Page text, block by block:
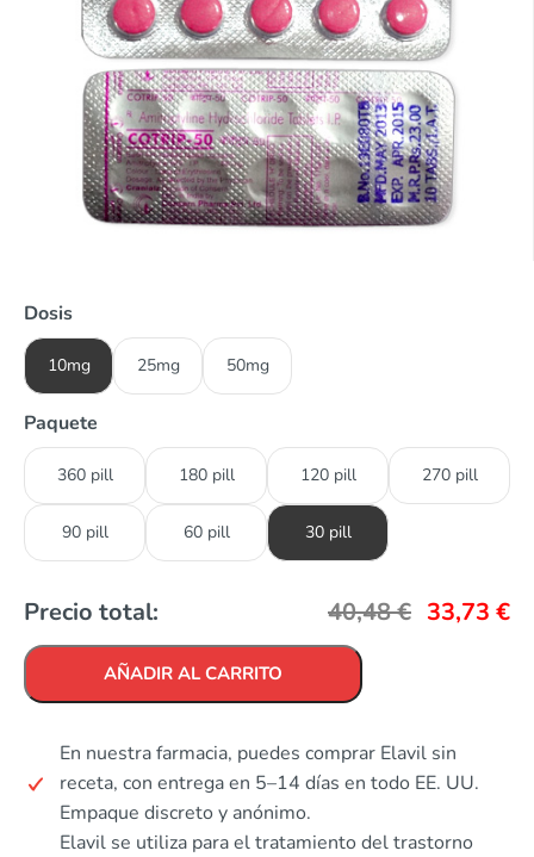
Dosis
10mg 25mg 50mg
Paquete
360 pill 180 pill 120 pill 270 pill
90 pill 60 pill 30 pill
Precio total: 40,48€ 33,73 €
AÑADIR AL CARRITO
En nuestra farmacia, puedes comprar Elavil sin
receta, con entrega en 5–14 días en todo EE. UU.
Empaque discreto y anónimo.
Elavil se utiliza para el tratamiento del trastorno